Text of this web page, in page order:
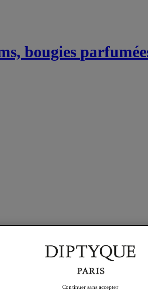
bougies
Continuer sans accepter